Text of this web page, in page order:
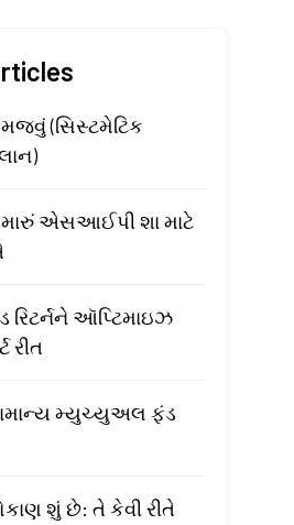
(સિસ્ટમેટિક
તમારું એસઆઈપી શા માટે
ઑપ્ટિમાઇઝ
રીત
મ્યુચ્યુઅલ ફંડ
શું છે: તે કેવી રીતે